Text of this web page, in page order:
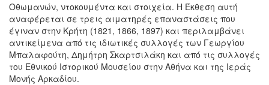
Παζάρι
Ειδών
Συνέδρια
Ημερίδες
-
Οθωμανών, ντοκουμέντα και στοιχεία. Η Έκθεση αυτή
αναφέρεται σε τρεις αιματηρές επαναστάσεις που
έγιναν στην Κρήτη (1821, 1866, 1897) και περιλαμβάνει
αντικείμενα από τις ιδιωτικές συλλογές των Γεωργίου
Μπαλαφούτη, Δημήτρη Σκαρτσιλάκη και από τις συλλογές
του Εθνικού Ιστορικού Μουσείου στην Αθήνα και της Ιεράς
Μονής Αρκαδίου.